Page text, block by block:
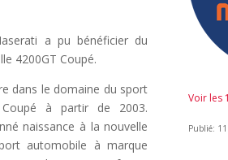
a pu bénéficier du
4200GT Coupé.
dans le domaine du sport
à partir de 2003.
naissance à la nouvelle
automobile à marque
Voir les
Publié: